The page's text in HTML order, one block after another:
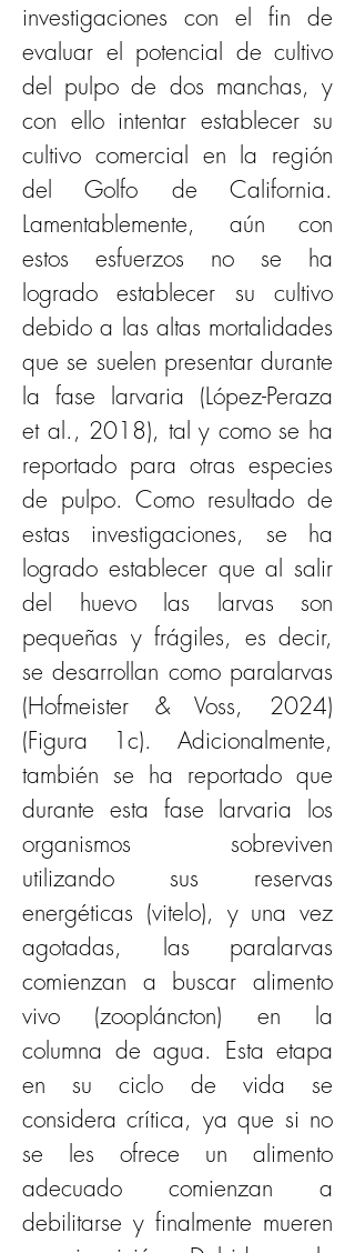
investigaciones con el fin de
evaluar el potencial de cultivo
del pulpo de dos manchas, y
con ello intentar establecer su
cultivo comercial en la región
del Golfo de California.
Lamentablemente, aún con
estos esfuerzos no se ha
logrado establecer su cultivo
debido a las altas mortalidades
que se suelen presentar durante
la fase larvaria (López-Peraza
et al., 2018), tal y como se ha
reportado para otras especies
de pulpo. Como resultado de
estas investigaciones, se ha
logrado establecer que al salir
del huevo las larvas son
pequeñas y frágiles, es decir,
se desarrollan como paralarvas
(Hofmeister & Voss, 2024)
(Figura 1c). Adicionalmente,
también se ha reportado que
durante esta fase larvaria los
organismos sobreviven
utilizando sus reservas
energéticas (vitelo), y una vez
agotadas, las paralarvas
comienzan a buscar alimento
vivo (zoopláncton) en la
columna de agua. Esta etapa
en su ciclo de vida se
considera crítica, ya que si no
se les ofrece un alimento
adecuado comienzan a
debilitarse y finalmente mueren